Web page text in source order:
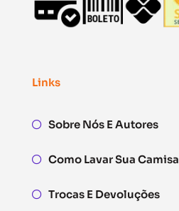
Links
Sobre Nós E Autores
Como Lavar Sua Camisa
Trocas E Devoluções